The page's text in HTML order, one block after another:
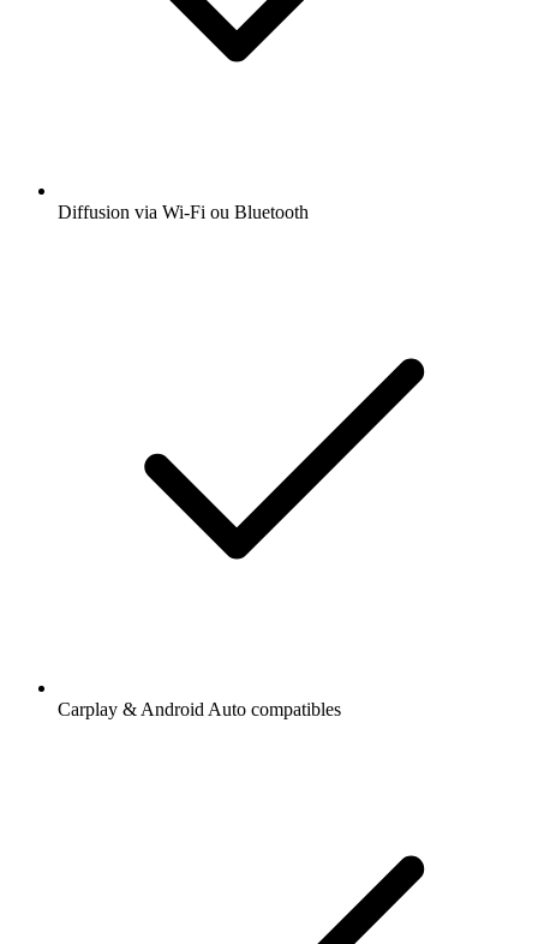
Diffusion via Wi-Fi ou Bluetooth
Carplay & Android Auto compatibles